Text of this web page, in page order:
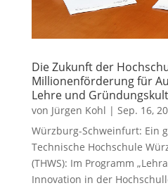
Die Zukunft der
Millionenförderung für
Lehre und
von Jürgen Kohl | Sep. 16,
Würzburg-Schweinfurt: Ein
Technische Hochschule
(THWS): Im Programm
Innovation in der